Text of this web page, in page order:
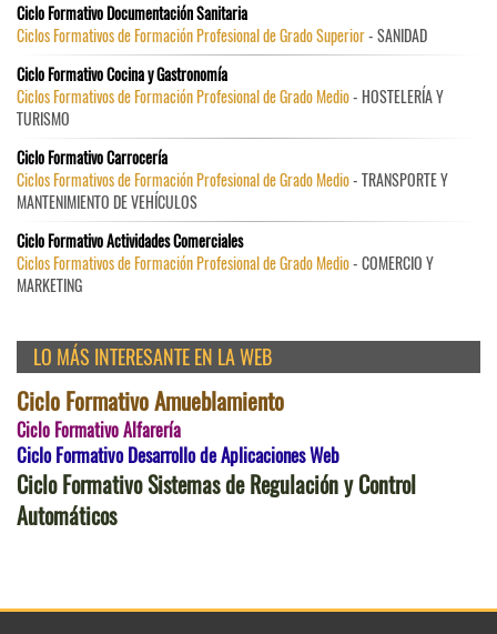
Ciclo Formativo Documentación Sanitaria
Ciclos Formativos de Formación Profesional de Grado Superior- SANIDAD
Ciclo Formativo Cocina y Gastronomía
Ciclos Formativos de Formación Profesional de Grado Medio- HOSTELERÍA Y
TURISMO
Ciclo Formativo Carrocería
Ciclos Formativos de Formación Profesional de Grado Medio- TRANSPORTE Y
MANTENIMIENTO DE VEHÍCULOS
Ciclo Formativo Actividades Comerciales
Ciclos Formativos de Formación Profesional de Grado Medio- COMERCIO Y
MARKETING
LO MÁS INTERESANTE EN LA WEB
Ciclo Formativo Amueblamiento
Ciclo Formativo Alfarería
Ciclo Formativo Desarrollo de Aplicaciones Web
Ciclo Formativo Sistemas de Regulación y Control
Automáticos